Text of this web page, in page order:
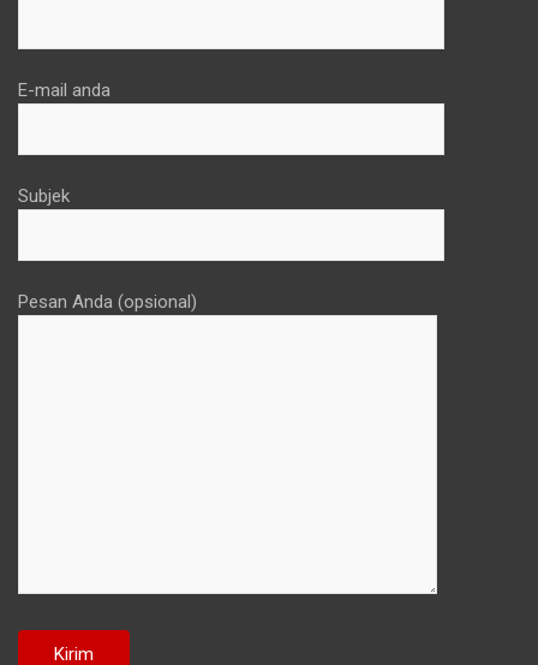
E-mail anda
Subjek
Pesan Anda (opsional)